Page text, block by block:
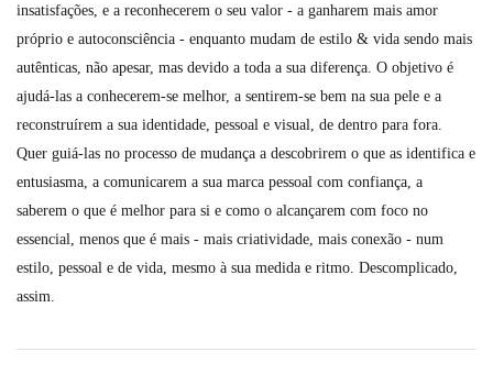
insatisfações, e a reconhecerem o seu valor - a ganharem mais amor
próprio e autoconsciência - enquanto mudam de estilo & vida sendo mais
autênticas, não apesar, mas devido a toda a sua diferença. O objetivo é
ajudá-las a conhecerem-se melhor, a sentirem-se bem na sua pele e a
reconstruírem a sua identidade, pessoal e visual, de dentro para fora.
Quer guiá-las no processo de mudança a descobrirem o que as identifica e
entusiasma, a comunicarem a sua marca pessoal com confiança, a
saberem o que é melhor para si e como o alcançarem com foco no
essencial, menos que é mais - mais criatividade, mais conexão - num
estilo, pessoal e de vida, mesmo à sua medida e ritmo. Descomplicado,
assim.